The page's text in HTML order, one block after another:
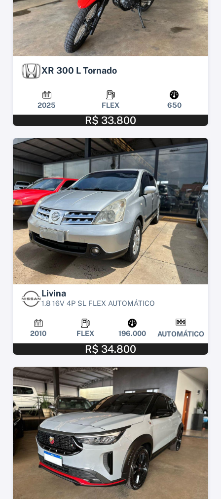
XR 300 L Tornado
2025 FLEX 650
R$ 33.800
Livina
1.8 16V 4P SL FLEX AUTOMÁTICO
2010 FLEX 196.000 AUTOMÁTICO
R$ 34.800